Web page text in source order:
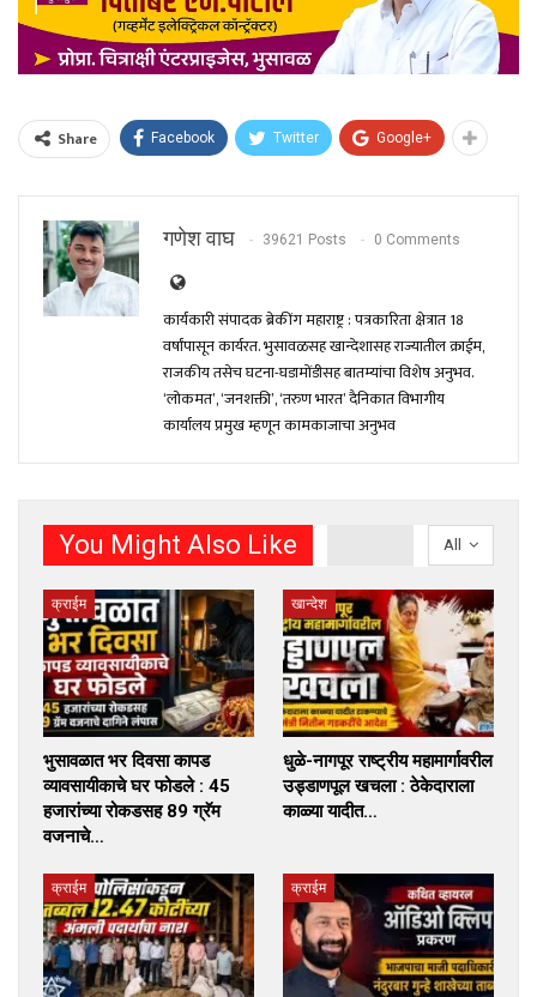
Share Facebook Twitter Google+
गणेश वाघ 39621 Posts 0 Comments
कार्यकारी संपादक ब्रेकींग महाराष्ट्र : पत्रकारिता क्षेत्रात 18
वर्षांपासून कार्यरत. भुसावळसह खान्देशासह राज्यातील क्राईम,
राजकीय तसेच घटना-घडामोंडीसह बातम्यांचा विशेष अनुभव.
‘लोकमत’, ‘जनशक्ती’, ‘तरुण भारत’ दैनिकात विभागीय
कार्यालय प्रमुख म्हणून कामकाजाचा अनुभव
All
You Might Also Like
क्राईम
भुसावळात भर दिवसा कापड
व्यावसायीकाचे घर फोडले : 45
हजारांच्या रोकडसह 89 ग्रॅम
वजनाचे…
खान्देश
धुळे-नागपूर राष्ट्रीय महामार्गावरील
उड्डाणपूल खचला : ठेकेदाराला
काळ्या यादीत…
क्राईम क्राईम